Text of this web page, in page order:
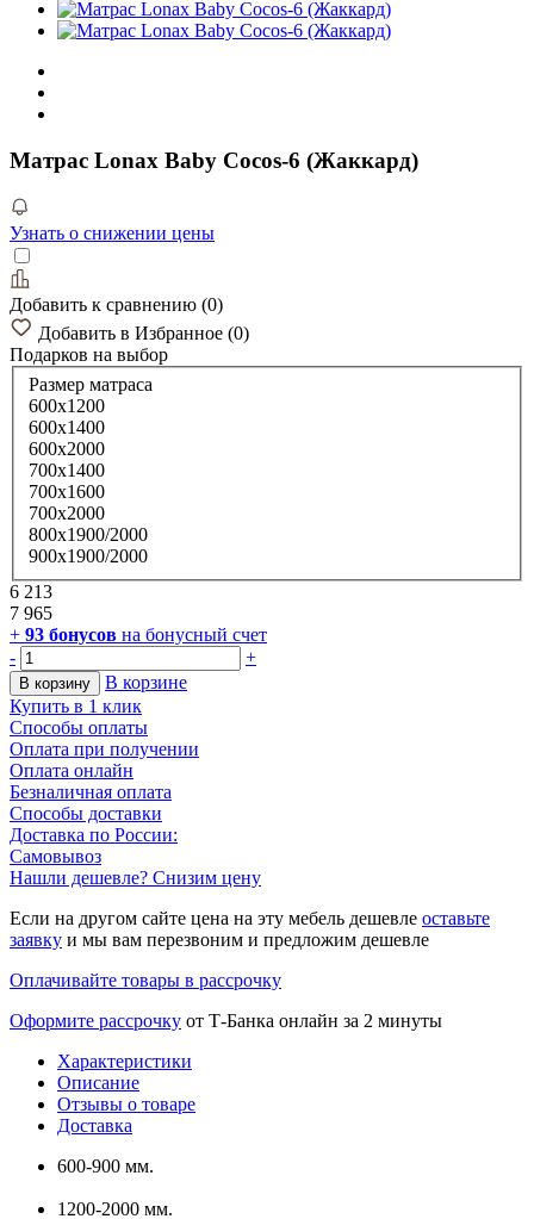
Матрас Lonax Baby Cocos-6 (Жаккард)
Узнать о снижении цены
Добавить к сравнению (0)
Добавить в Избранное (0)
Подарков на выбор
Размер матраса
600х1200
600х1400
600х2000
700х1400
700х1600
700х2000
800х1900/2000
900х1900/2000
6 213
7 965
+ 93 бонусов на бонусный счет
-
+
В корзину
В корзине
Купить в 1 клик
Способы оплаты
Оплата при получении
Оплата онлайн
Безналичная оплата
Способы доставки
Доставка по России:
Самовывоз
Нашли дешевле? Снизим цену
Если на другом сайте цена на эту мебель дешевле оставьте
заявку и мы вам перезвоним и предложим дешевле
Оплачивайте товары в рассрочку
Оформите рассрочку от Т-Банка онлайн за 2 минуты
Характеристики
Описание
Отзывы о товаре
Доставка
600-900 мм.
1200-2000 мм.